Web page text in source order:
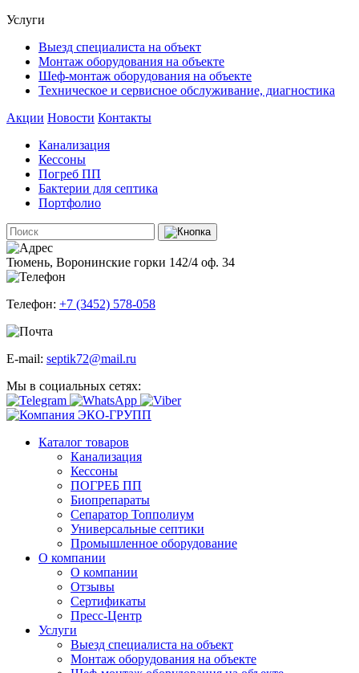
Услуги
Выезд специалиста на объект
Монтаж оборудования на объекте
Шеф-монтаж оборудования на объекте
Техническое и сервисное обслуживание, диагностика
Акции Новости Контакты
Канализация
Кессоны
Погреб ПП
Бактерии для септика
Портфолио
Тюмень, Воронинские горки 142/4 оф. 34
Телефон: +7 (3452) 578-058
E-mail: septik72@mail.ru
Мы в социальных сетях:
Каталог товаров
Канализация
Кессоны
ПОГРЕБ ПП
Биопрепараты
Сепаратор Топполиум
Универсальные септики
Промышленное оборудование
О компании
О компании
Отзывы
Сертификаты
Пресс-Центр
Услуги
Выезд специалиста на объект
Монтаж оборудования на объекте